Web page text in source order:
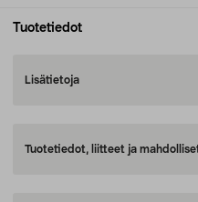
Tuotetiedot
Lisätietoja
Tuotetiedot, liitteet ja